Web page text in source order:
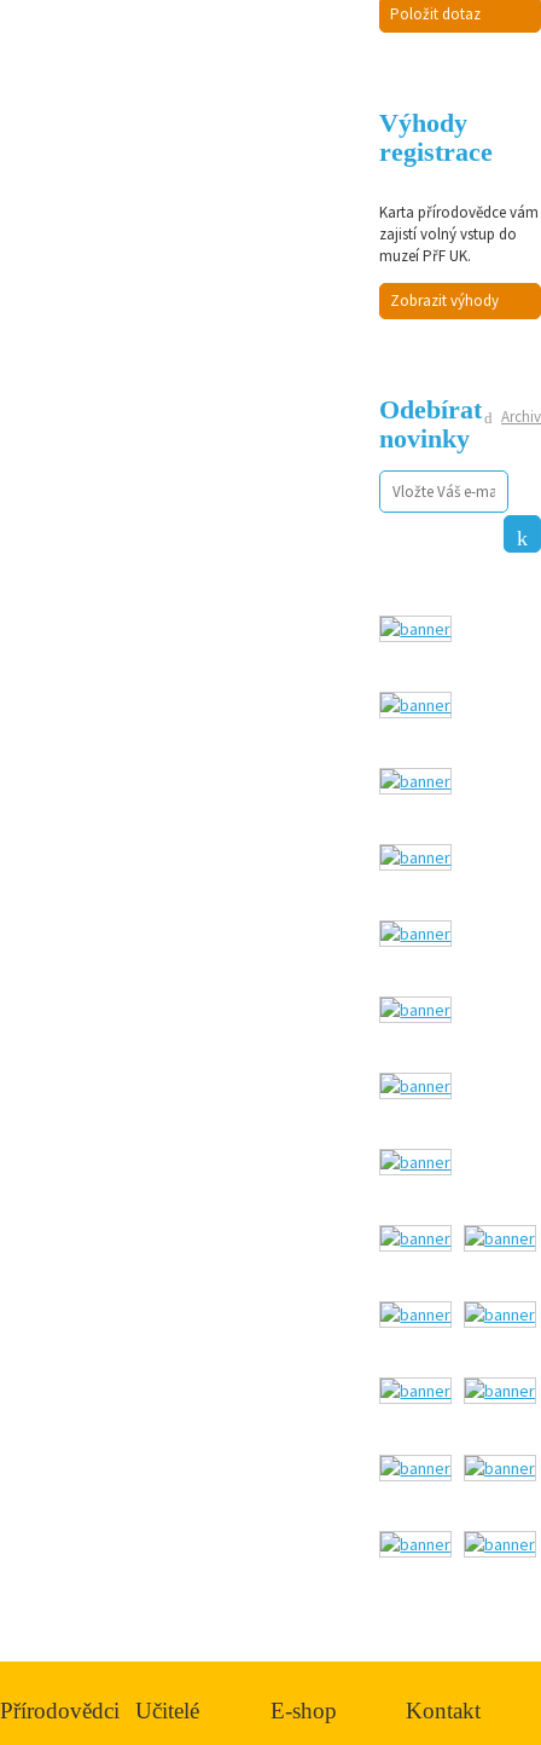
Položit dotaz
Výhody
registrace
Karta přírodovědce vám
zajistí volný vstup do
muzeí PřF UK.
Zobrazit výhody
Archiv
Odebírat
novinky
Přírodovědci Učitelé E-shop Kontakt